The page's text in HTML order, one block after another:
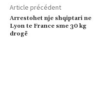
Article précédent
Arrestohet nje shqiptari ne
Lyon te France sme 30 kg
drogë